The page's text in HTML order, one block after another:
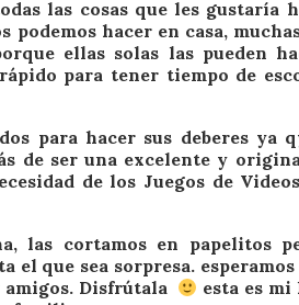
las cosas que les gustaría
hacer en casa,
ellas solas las pueden
para tener tiempo de
para hacer sus deberes ya
de ser una excelente y
de los Juegos de
las cortamos en papelitos
el que sea sorpresa.
Disfrútala
esta es mi